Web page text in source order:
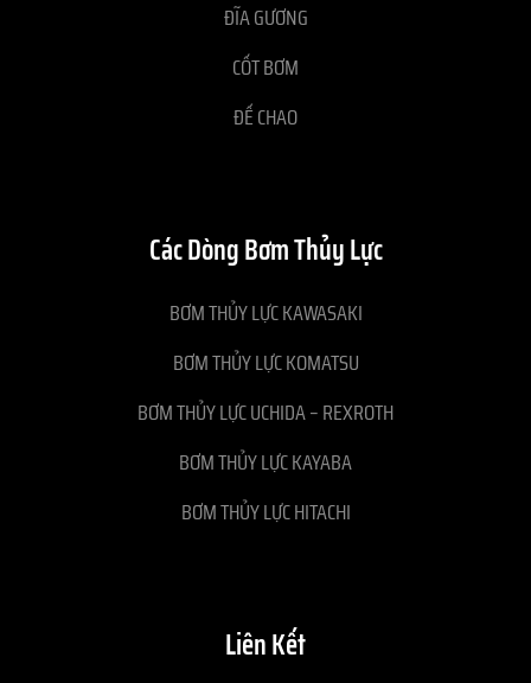
ĐĨA GƯƠNG
CỐT BƠM
ĐẾ CHAO
Các Dòng Bơm Thủy Lực
BƠM THỦY LỰC KAWASAKI
BƠM THỦY LỰC KOMATSU
BƠM THỦY LỰC UCHIDA – REXROTH
BƠM THỦY LỰC KAYABA
BƠM THỦY LỰC HITACHI
Liên Kết